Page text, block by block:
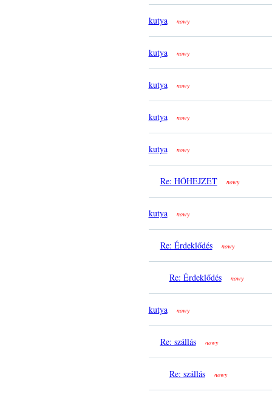
kutya nowy
kutya nowy
kutya nowy
kutya nowy
kutya nowy
Re: HÓHEJZET nowy
kutya nowy
Re: Érdeklődés nowy
Re: Érdeklődés nowy
kutya nowy
Re: szállás nowy
Re: szállás nowy